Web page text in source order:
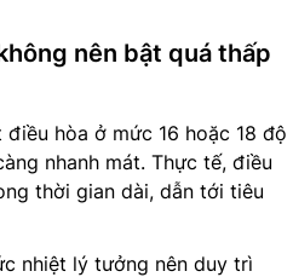
nên bật quá thấp
hòa ở mức 16 hoặc 18 độ
nhanh mát. Thực tế, điều
thời gian dài, dẫn tới tiêu
nhiệt lý tưởng nên duy trì